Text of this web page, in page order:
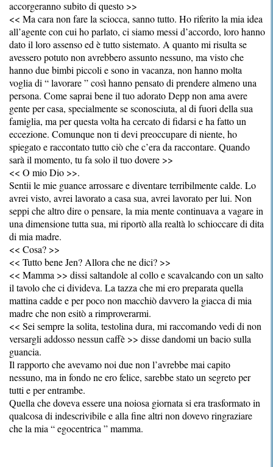
accorgeranno subito di questo >>
<< Ma cara non fare la sciocca, sanno tutto. Ho riferito la mia idea
all’agente con cui ho parlato, ci siamo messi d’accordo, loro hanno
dato il loro assenso ed è tutto sistemato. A quanto mi risulta se
avessero potuto non avrebbero assunto nessuno, ma visto che
hanno due bimbi piccoli e sono in vacanza, non hanno molta
voglia di “ lavorare ” così hanno pensato di prendere almeno una
persona. Come saprai bene il tuo adorato Depp non ama avere
gente per casa, specialmente se sconosciuta, al di fuori della sua
famiglia, ma per questa volta ha cercato di fidarsi e ha fatto un
eccezione. Comunque non ti devi preoccupare di niente, ho
spiegato e raccontato tutto ciò che c’era da raccontare. Quando
sarà il momento, tu fa solo il tuo dovere >>
<< O mio Dio >>.
Sentii le mie guance arrossare e diventare terribilmente calde. Lo
avrei visto, avrei lavorato a casa sua, avrei lavorato per lui. Non
seppi che altro dire o pensare, la mia mente continuava a vagare in
una dimensione tutta sua, mi riportò alla realtà lo schioccare di dita
di mia madre.
<< Cosa? >>
<< Tutto bene Jen? Allora che ne dici? >>
<< Mamma >> dissi saltandole al collo e scavalcando con un salto
il tavolo che ci divideva. La tazza che mi ero preparata quella
mattina cadde e per poco non macchiò davvero la giacca di mia
madre che non esitò a rimproverarmi.
<< Sei sempre la solita, testolina dura, mi raccomando vedi di non
versargli addosso nessun caffè >> disse dandomi un bacio sulla
guancia.
Il rapporto che avevamo noi due non l’avrebbe mai capito
nessuno, ma in fondo ne ero felice, sarebbe stato un segreto per
tutti e per entrambe.
Quella che doveva essere una noiosa giornata si era trasformato in
qualcosa di indescrivibile e alla fine altri non dovevo ringraziare
che la mia “ egocentrica ” mamma.